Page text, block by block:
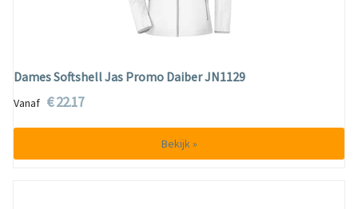
Dames Softshell Jas Promo Daiber JN1129
Vanaf € 22.17
Bekijk »